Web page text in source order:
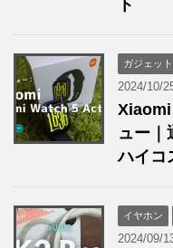
ト
ガジェット
2024/10/
ュー｜
ハイコ
イヤホン
2024/09/